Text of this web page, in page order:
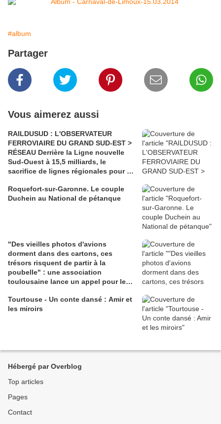
#album
Partager
Vous aimerez aussi
RAILDUSUD : L'OBSERVATEUR
FERROVIAIRE DU GRAND SUD-EST >
RÉSEAU Derrière la Ligne nouvelle
Sud-Ouest à 15,5 milliards, le
sacrifice de lignes régionales pour 50
Roquefort-sur-Garonne. Le couple
Duchein au National de pétanque
"Des vieilles photos d'avions
dorment dans des cartons, ces
trésors risquent de partir à la
poubelle" : une association
toulousaine lance un appel pour les
Tourtouse - Un conte dansé : Amir et
les miroirs
Hébergé par Overblog
Top articles
Pages
Contact